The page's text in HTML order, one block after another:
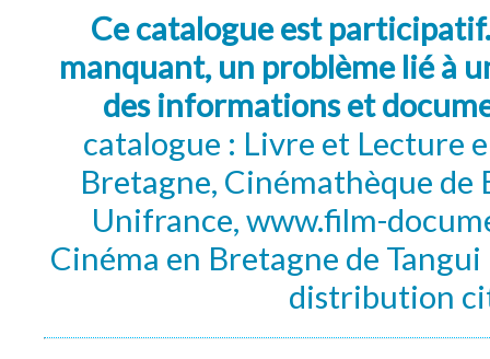
Ce catalogue est
manquant, un problème lié à
des informations et
catalogue : Livre et Lecture
Bretagne, Cinémathèque de
Unifrance, www.film-
Cinéma en Bretagne de
distribution